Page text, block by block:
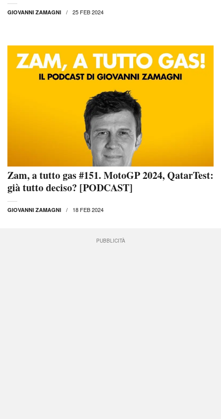
GIOVANNI ZAMAGNI 25 FEB 2024
Zam, a tutto gas #151. MotoGP 2024, QatarTest:
già tutto deciso? [PODCAST]
GIOVANNI ZAMAGNI 18 FEB 2024
PUBBLICITÀ